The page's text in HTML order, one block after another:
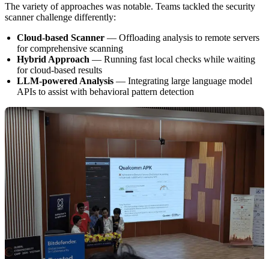
The variety of approaches was notable. Teams tackled the security
scanner challenge differently:
Cloud-based Scanner — Offloading analysis to remote servers
for comprehensive scanning
Hybrid Approach — Running fast local checks while waiting
for cloud-based results
LLM-powered Analysis — Integrating large language model
APIs to assist with behavioral pattern detection